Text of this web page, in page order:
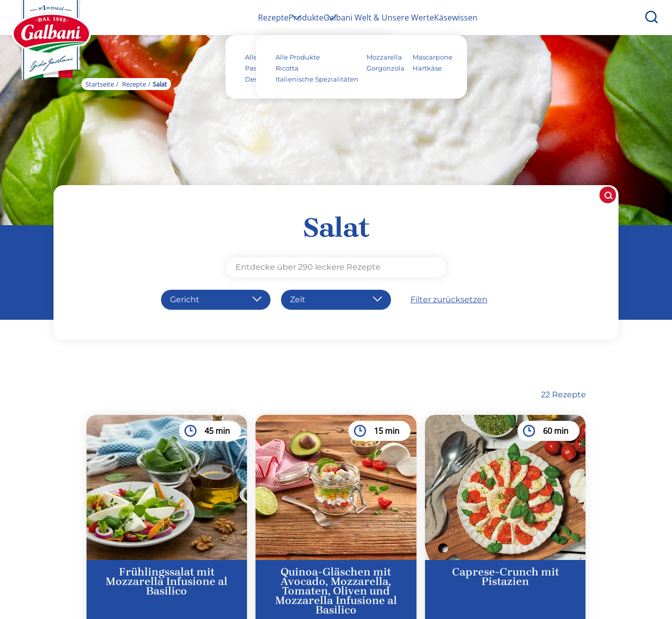
Rezepte
Alle Rezepte Antipasti
Pasta & Aufläufe
Dessert
Tiramisu Vegetarisch
Produkte
Alle Produkte Mozzarella
Mascarpone
Ricotta
Gorgonzola
Hartkäse
Italienische Spezialitäten
Galbani Welt & Unsere WerteKäsewissen
Startseite Rezepte Salat
Salat
Gericht Zeit Filter zurücksetzen
22 Rezepte
45 min
Frühlingssalat mit
Mozzarella Infusione al
Basilico
15 min
Quinoa-Gläschen mit
Avocado, Mozzarella,
Tomaten, Oliven und
Mozzarella Infusione al
Basilico
60 min
Caprese-Crunch mit
Pistazien